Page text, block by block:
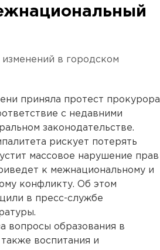
в городском
приняла протест прокурора
с недавними
законодательстве.
рискует потерять
массовое нарушение прав
к межнациональному и
конфликту. Об этом
в пресс-службе
вопросы образования в
воспитания и